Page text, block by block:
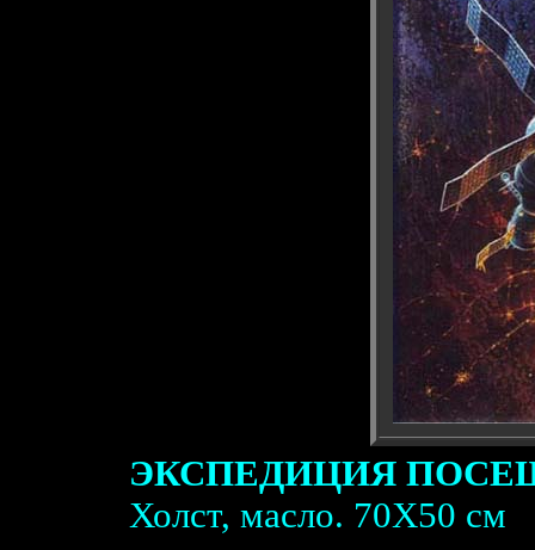
ЭКСПЕДИЦИЯ
Холст, масло. 70X50 см